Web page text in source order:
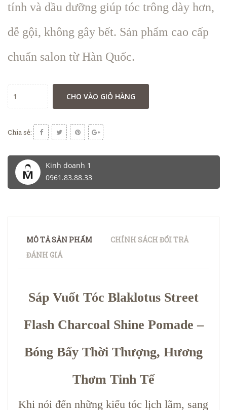
tính và dầu dưỡng giúp tóc trông dày hơn,
dễ gội, không gây bết. Sản phẩm cao cấp
chuẩn salon từ Hàn Quốc.
CHO VÀO GIỎ HÀNG
Chia sẻ:
Kinh doanh 1
0961.83.88.33
MÔ TẢ SẢN PHẨM
CHÍNH SÁCH ĐỔI TRẢ
ĐÁNH GIÁ
Sáp Vuốt Tóc Blaklotus Street
Flash Charcoal Shine Pomade –
Bóng Bẩy Thời Thượng, Hương
Thơm Tinh Tế
Khi nói đến những kiểu tóc lịch lãm, sang